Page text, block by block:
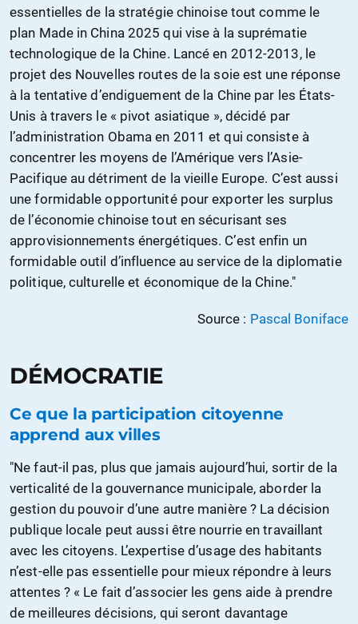
essentielles de la stratégie chinoise tout comme le
plan Made in China 2025 qui vise à la suprématie
technologique de la Chine. Lancé en 2012-2013, le
projet des Nouvelles routes de la soie est une réponse
à la tentative d’endiguement de la Chine par les États-
Unis à travers le « pivot asiatique », décidé par
l’administration Obama en 2011 et qui consiste à
concentrer les moyens de l’Amérique vers l’Asie-
Pacifique au détriment de la vieille Europe. C’est aussi
une formidable opportunité pour exporter les surplus
de l’économie chinoise tout en sécurisant ses
approvisionnements énergétiques. C’est enfin un
formidable outil d’influence au service de la diplomatie
politique, culturelle et économique de la Chine."
Source : Pascal Boniface
DÉMOCRATIE
Ce que la participation citoyenne
apprend aux villes
"Ne faut-il pas, plus que jamais aujourd’hui, sortir de la
verticalité de la gouvernance municipale, aborder la
gestion du pouvoir d’une autre manière ? La décision
publique locale peut aussi être nourrie en travaillant
avec les citoyens. L’expertise d’usage des habitants
n’est-elle pas essentielle pour mieux répondre à leurs
attentes ? « Le fait d’associer les gens aide à prendre
de meilleures décisions, qui seront davantage